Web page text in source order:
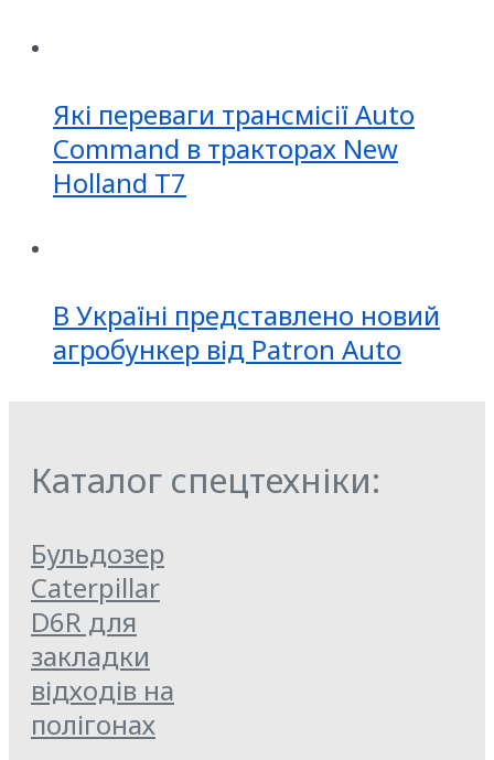
Які переваги трансмісії Auto
Command в тракторах New
Holland T7
В Україні представлено новий
агробункер від Patron Auto
Каталог спецтехніки:
Бульдозер
Caterpillar
D6R для
закладки
відходів на
полігонах